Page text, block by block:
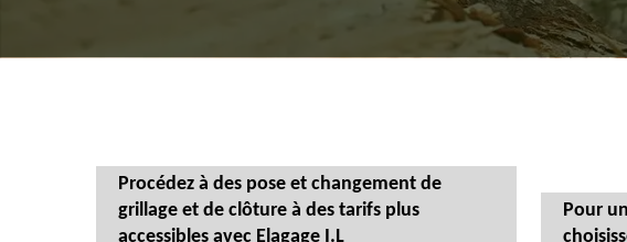
Procédez à des pose et changement de
grillage et de clôture à des tarifs plus
accessibles avec Elagage I.L
Pour